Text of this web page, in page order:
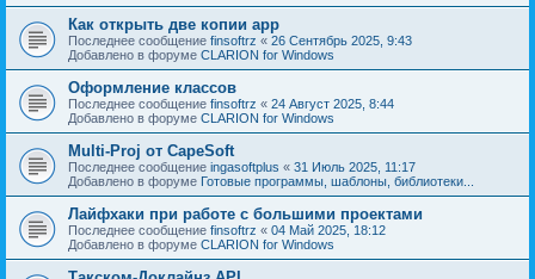
Как открыть две копии app
Последнее сообщение finsoftrz « 26 Сентябрь 2025, 9:43
Добавлено в форуме CLARION for Windows
Оформление классов
Последнее сообщение finsoftrz « 24 Август 2025, 8:44
Добавлено в форуме CLARION for Windows
Multi-Proj от CapeSoft
Последнее сообщение ingasoftplus « 31 Июль 2025, 11:17
Добавлено в форуме Готовые программы, шаблоны, библиотеки...
Лайфхаки при работе с большими проектами
Последнее сообщение finsoftrz « 04 Май 2025, 18:12
Добавлено в форуме CLARION for Windows